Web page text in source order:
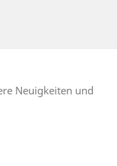
Neuigkeiten und